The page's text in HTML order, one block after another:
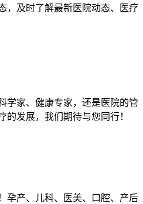
，及时了解最新医院动态、医疗
学家、健康专家，还是医院的管
的发展，我们期待与您同行！
孕产、儿科、医美、口腔、产后